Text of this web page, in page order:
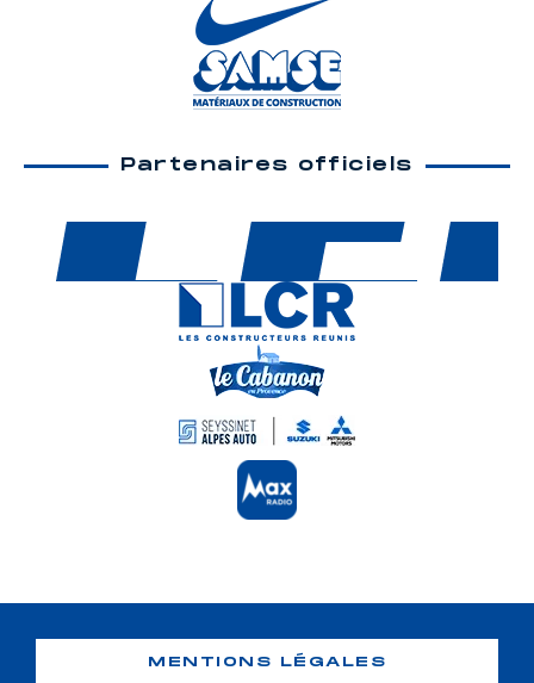
Partenaires officiels
MENTIONS LÉGALES